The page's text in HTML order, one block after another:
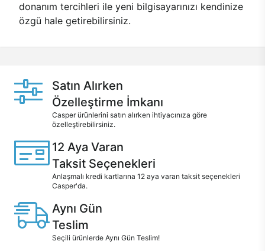
donanım tercihleri ile yeni bilgisayarınızı kendinize
özgü hale getirebilirsiniz.
Satın Alırken
Özelleştirme İmkanı
Casper ürünlerini satın alırken ihtiyacınıza göre
özelleştirebilirsiniz.
12 Aya Varan
Taksit Seçenekleri
Anlaşmalı kredi kartlarına 12 aya varan taksit seçenekleri
Casper'da.
Aynı Gün
Teslim
Seçili ürünlerde Aynı Gün Teslim!